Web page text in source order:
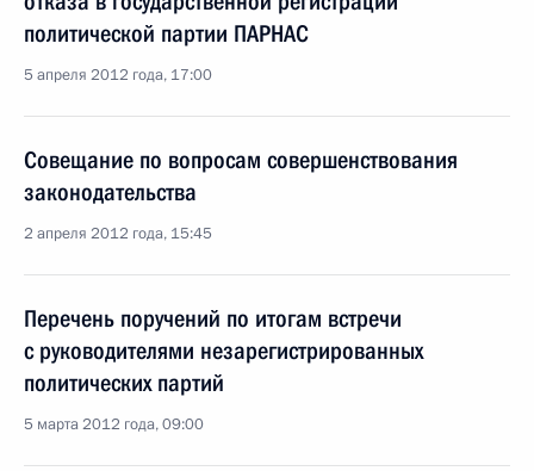
политической партии ПАРНАС
5 апреля 2012 года, 17:00
Совещание по вопросам совершенствования
законодательства
2 апреля 2012 года, 15:45
Перечень поручений по итогам встречи
с руководителями незарегистрированных
политических партий
5 марта 2012 года, 09:00